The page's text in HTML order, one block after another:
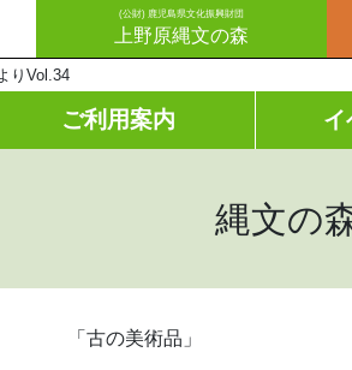
(公財) 鹿児島県文化振興財団
上野原縄文の森
りVol.34
ご利用案内 イ
縄文の
「古の美術品」